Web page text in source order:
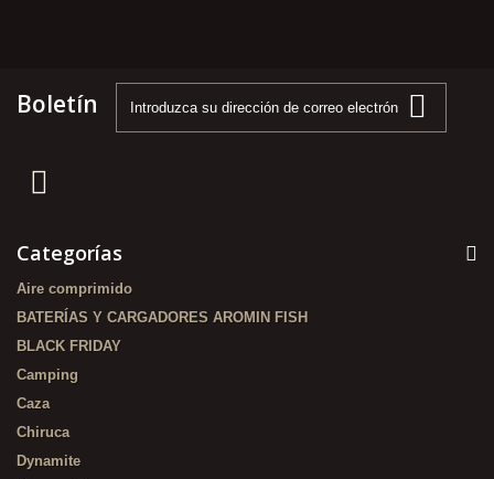
Boletín
Categorías
Aire comprimido
BATERÍAS Y CARGADORES AROMIN FISH
BLACK FRIDAY
Camping
Caza
Chiruca
Dynamite